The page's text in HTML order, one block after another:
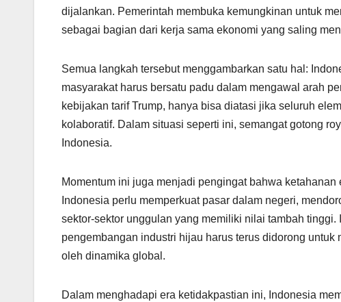
dijalankan. Pemerintah membuka kemungkinan untuk
sebagai bagian dari kerja sama ekonomi yang saling
Semua langkah tersebut menggambarkan satu hal:
masyarakat harus bersatu padu dalam mengawal arah
kebijakan tarif Trump, hanya bisa diatasi jika seluruh
kolaboratif. Dalam situasi seperti ini, semangat gotong
Indonesia.
Momentum ini juga menjadi pengingat bahwa
Indonesia perlu memperkuat pasar dalam negeri,
sektor-sektor unggulan yang memiliki nilai tambah
pengembangan industri hijau harus terus didorong
oleh dinamika global.
Dalam menghadapi era ketidakpastian ini, Indonesia